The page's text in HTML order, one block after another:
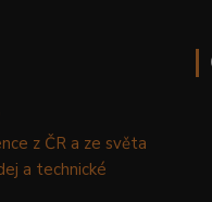
z ČR a ze světa
a technické